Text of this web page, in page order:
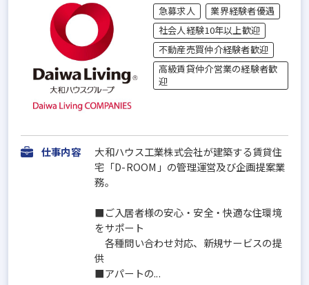
急募求人
業界経験者優遇
社会人経験10年以上歓迎
不動産売買仲介経験者歓迎
高級賃貸仲介営業の経験者歓
迎
仕事内容
大和ハウス工業株式会社が建築する賃貸住
宅「D-ROOM」の管理運営及び企画提案業
務。
■ご入居者様の安心・安全・快適な住環境
をサポート
各種問い合わせ対応、新規サービスの提
供
■アパートの...